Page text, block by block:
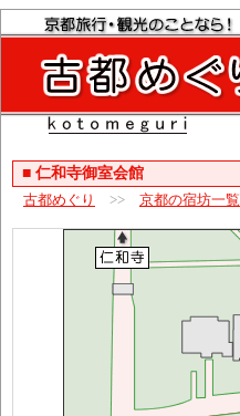
■ 仁和寺御室会館
古都めぐり
>> 京都の宿坊一覧